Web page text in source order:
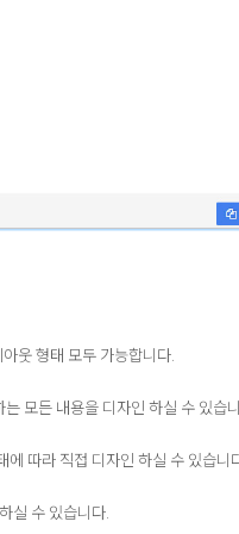
웃 형태 모두 가능합니다.
모든 내용을 디자인 하실 수 있습
에 따라 직접 디자인 하실 수 있습니
실 수 있습니다.